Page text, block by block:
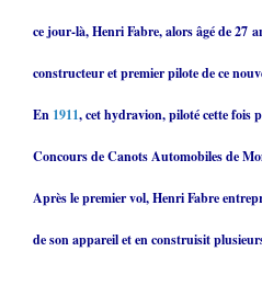
ce jour-là, Henri Fabre, alors âgé de 27
constructeur et premier pilote de ce
En 1911, cet hydravion, piloté cette fois
Concours de Canots Automobiles de
Après le premier vol, Henri Fabre
de son appareil et en construisit